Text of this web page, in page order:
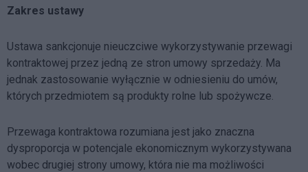
Zakres ustawy
Ustawa sankcjonuje nieuczciwe wykorzystywanie przewagi
kontraktowej przez jedną ze stron umowy sprzedaży. Ma
jednak zastosowanie wyłącznie w odniesieniu do umów,
których przedmiotem są produkty rolne lub spożywcze.
Przewaga kontraktowa rozumiana jest jako znaczna
dysproporcja w potencjale ekonomicznym wykorzystywana
wobec drugiej strony umowy, która nie ma możliwości